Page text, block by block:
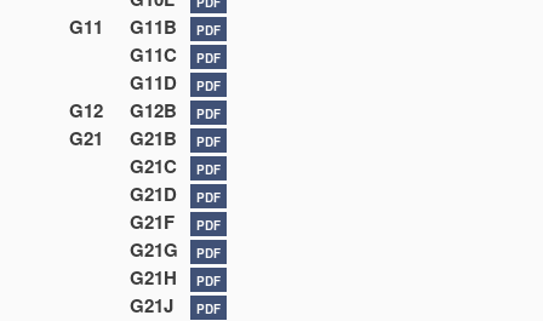
G11 G11B PDF
G11C PDF
G11D PDF
G12 G12B PDF
G21 G21B PDF
G21C PDF
G21D PDF
G21F PDF
G21G PDF
G21H PDF
G21J PDF